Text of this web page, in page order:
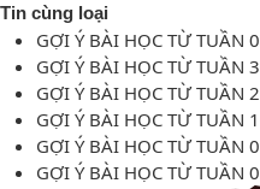
Tin cùng loại
GỢI Ý BÀI HỌC TỪ
GỢI Ý BÀI HỌC TỪ
GỢI Ý BÀI HỌC TỪ
GỢI Ý BÀI HỌC TỪ
GỢI Ý BÀI HỌC TỪ
GỢI Ý BÀI HỌC TỪ